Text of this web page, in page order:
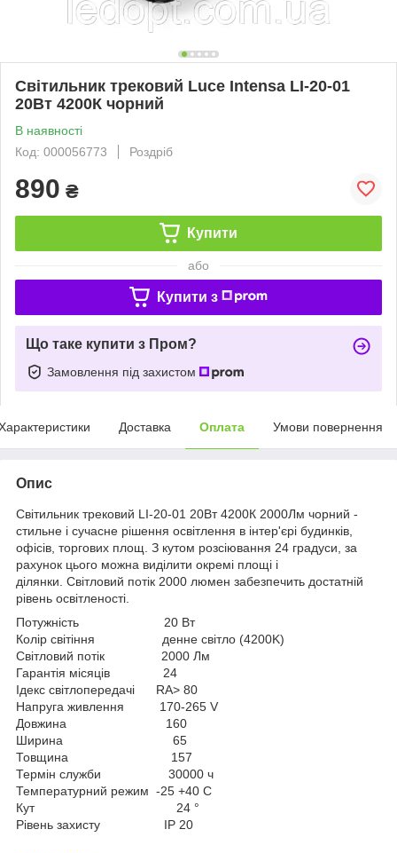
Світильник трековий Luce Intensa LI-20-01
20Вт 4200К чорний
В наявності
Код: 000056773
Роздріб
890 ₴
Купити
або
Купити з
Що таке купити з Пром?
Замовлення під захистом
Доставка Оплата Умови повернення
Опис
Світильник трековий LI-20-01 20Вт 4200К 2000Лм чорний -
стильне і сучасне рішення освітлення в інтер'єрі будинків,
офісів, торгових площ. З кутом розсіювання 24 градуси, за
рахунок цього можна виділити окремі площі і
ділянки. Світловий потік 2000 люмен забезпечить достатній
рівень освітленості.
Потужність 20 Вт
Колір світіння денне світло (4200K)
Світловий потік 2000 Лм
Гарантія місяців 24
Ідекс світлопередачі RA> 80
Напруга живлення 170-265 V
Довжина 160
Ширина 65
Товщина 157
Термін служби 30000 ч
Температурний режим -25 +40 C
Кут 24 °
Рівень захисту IP 20